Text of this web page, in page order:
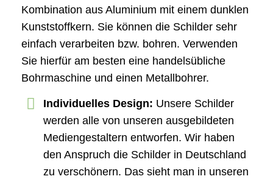
Kombination aus Aluminium mit einem dunklen
Kunststoffkern. Sie können die Schilder sehr
einfach verarbeiten bzw. bohren. Verwenden
Sie hierfür am besten eine handelsübliche
Bohrmaschine und einen Metallbohrer.
Individuelles Design: Unsere Schilder
werden alle von unseren ausgebildeten
Mediengestaltern entworfen. Wir haben
den Anspruch die Schilder in Deutschland
zu verschönern. Das sieht man in unseren